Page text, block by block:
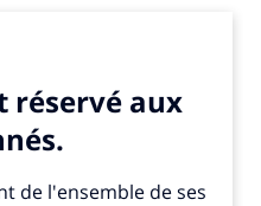
the Classics », fait
En surface, l’effet
avec dérision
au rang de “classique”
blague, l’opération dit